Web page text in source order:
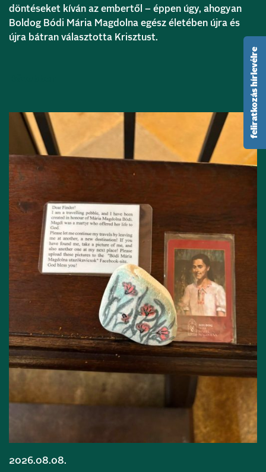
döntéseket kíván az embertől – éppen úgy, ahogyan
Boldog Bódi Mária Magdolna egész életében újra és
újra bátran választotta Krisztust.
2026.08.08.
feliratkozás hírlevélre